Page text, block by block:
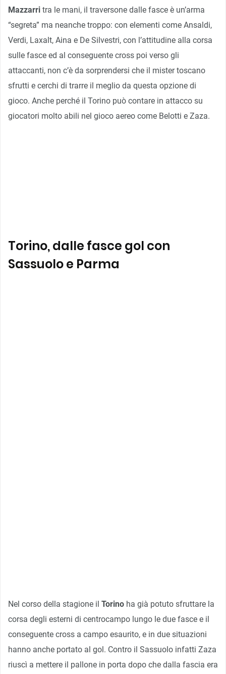
Mazzarri tra le mani, il traversone dalle fasce è un’arma
“segreta” ma neanche troppo: con elementi come Ansaldi,
Verdi, Laxalt, Aina e De Silvestri, con l’attitudine alla corsa
sulle fasce ed al conseguente cross poi verso gli
attaccanti, non c’è da sorprendersi che il mister toscano
sfrutti e cerchi di trarre il meglio da questa opzione di
gioco. Anche perché il Torino può contare in attacco su
giocatori molto abili nel gioco aereo come Belotti e Zaza.
Torino, dalle fasce gol con
Sassuolo e Parma
Nel corso della stagione il Torino ha già potuto sfruttare la
corsa degli esterni di centrocampo lungo le due fasce e il
conseguente cross a campo esaurito, e in due situazioni
hanno anche portato al gol. Contro il Sassuolo infatti Zaza
riuscì a mettere il pallone in porta dopo che dalla fascia era